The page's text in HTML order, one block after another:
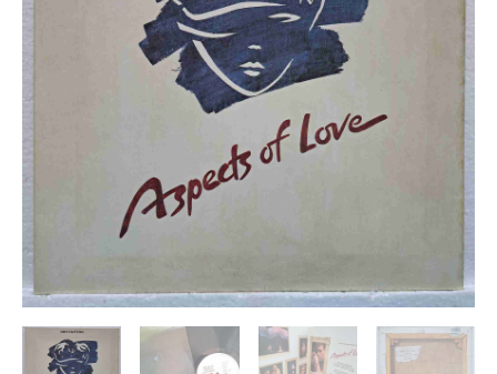
Disc